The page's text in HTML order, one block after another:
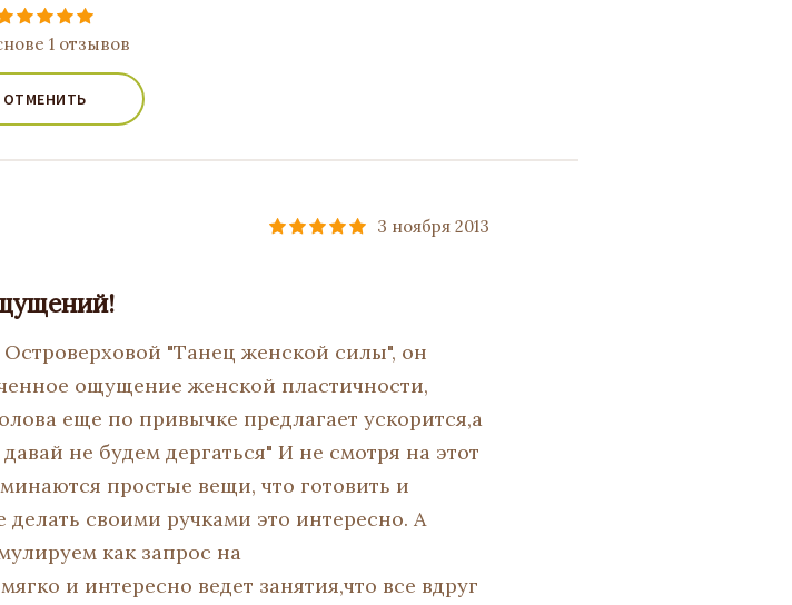
1 отзывов
ОТМЕНИТЬ
3 ноября 2013
"Танец женской силы", он
ощущение женской пластичности,
еще по привычке предлагает ускорится,а
не будем дергаться" И не смотря на этот
простые вещи, что готовить и
делать своими ручками это интересно. А
как запрос на
и интересно ведет занятия,что все вдруг